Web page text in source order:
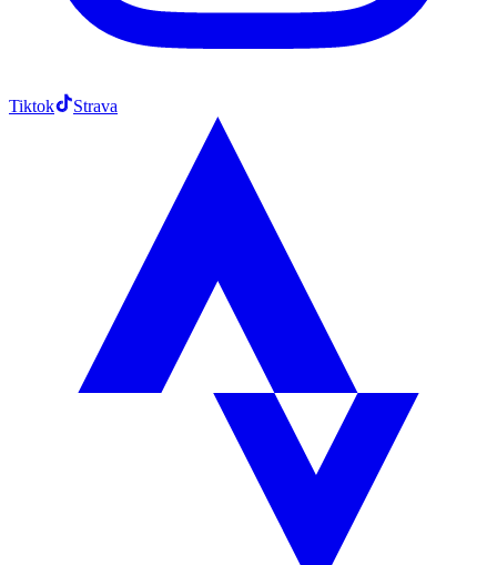
Tiktok Strava